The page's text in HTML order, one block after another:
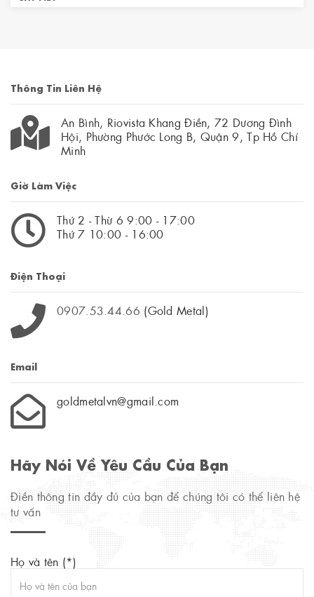
Thông Tin Liên Hệ
An Bình, Riovista Khang Điền, 72 Dương Đình
Hội, Phường Phước Long B, Quận 9, Tp Hồ Chí
Minh
Giờ Làm Việc
Thứ 2 - Thừ 6 9:00 - 17:00
Thứ 7 10:00 - 16:00
Điện Thoại
0907.53.44.66 (Gold Metal)
Email
goldmetalvn@gmail.com
Hãy Nói Về Yêu Cầu Của Bạn
Điền thông tin đầy đủ của bạn để chúng tôi có thể liên hệ
tư vấn
Họ và tên (*)